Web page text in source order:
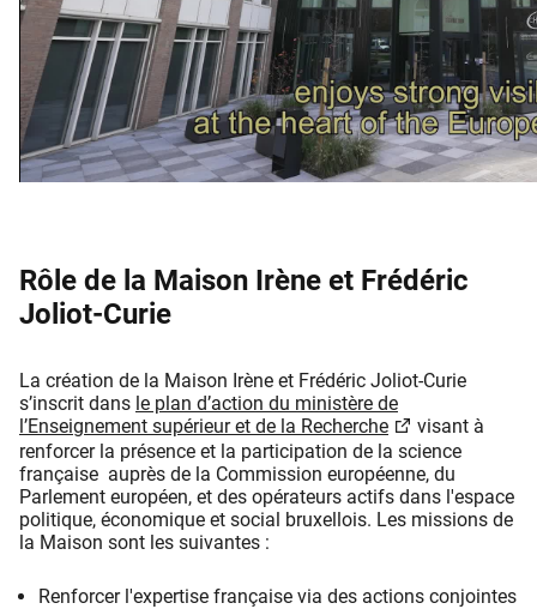
Rôle de la Maison Irène et Frédéric
Joliot-Curie
La création de la Maison Irène et Frédéric Joliot-Curie
s’inscrit dans le plan d’action du ministère de
l’Enseignement supérieur et de la Recherche
visant à
renforcer la présence et la participation de la science
française auprès de la Commission européenne, du
Parlement européen, et des opérateurs actifs dans l'espace
politique, économique et social bruxellois. Les missions de
la Maison sont les suivantes :
Renforcer l'expertise française via des actions conjointes